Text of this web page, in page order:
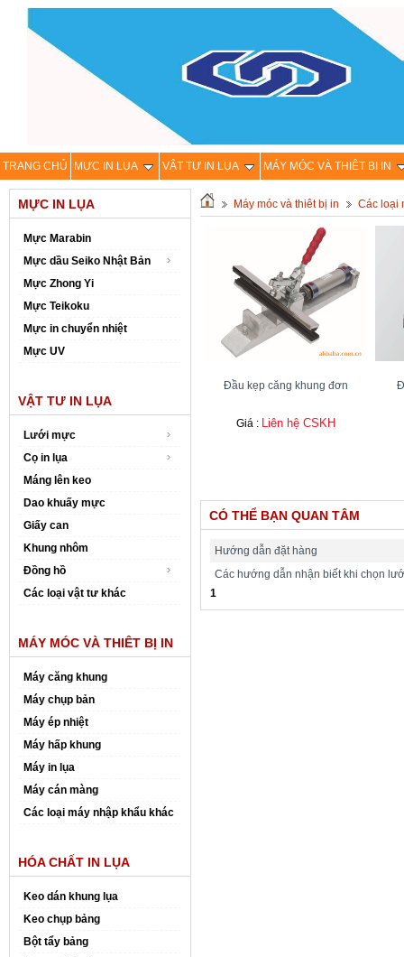
TRANG CHỦ MỰC IN LỤA VẬT TƯ IN LỤA MÁY MÓC VÀ THIÊT BỊ IN
MỰC IN LỤA
Mực Marabin
Mực dầu Seiko Nhật Bản
Mực Zhong Yi
Mực Teikoku
Mực in chuyển nhiệt
Mực UV
VẬT TƯ IN LỤA
Lưới mực
Cọ in lụa
Máng lên keo
Dao khuấy mực
Giấy can
Khung nhôm
Đồng hồ
Các loại vật tư khác
MÁY MÓC VÀ THIÊT BỊ IN
Máy căng khung
Máy chụp bản
Máy ép nhiệt
Máy hấp khung
Máy in lụa
Máy cán màng
Các loại máy nhập khẩu khác
HÓA CHẤT IN LỤA
Keo dán khung lụa
Keo chụp bảng
Bột tẩy bảng
Máy móc và thiêt bị in Các loại
Đầu kẹp căng khung đơn
Giá : Liên hệ CSKH
CÓ THỂ BẠN QUAN TÂM
Hướng dẫn đặt hàng
Các hướng dẫn nhận biết khi chọn
1